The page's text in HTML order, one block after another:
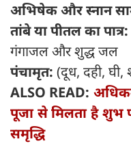
अभिषेक और स्नान
तांबे या पीतल का पात्र:
गंगाजल और शुद्ध जल
पंचामृत: (दूध, दही,
ALSO READ:
पूजा से मिलता है शुभ
समृद्धि